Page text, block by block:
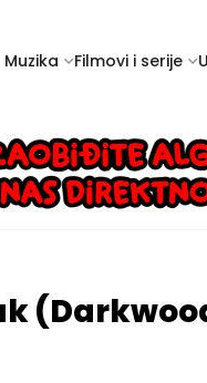
Muzika Filmovi i serije